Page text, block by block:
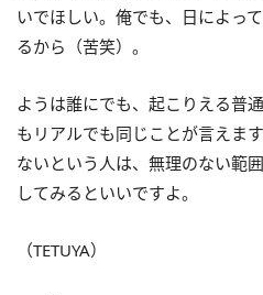
いでほしい。俺でも、日によっ
るから（苦笑）。
ようは誰にでも、起こりえる普
もリアルでも同じことが言えま
ないという人は、無理のない範
してみるといいですよ。
（TETUYA）